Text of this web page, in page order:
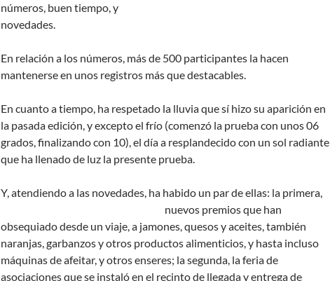
números, buen tiempo, y
novedades.
En relación a los números, más de 500 participantes la hacen
mantenerse en unos registros más que destacables.
En cuanto a tiempo, ha respetado la lluvia que sí hizo su aparición en
la pasada edición, y excepto el frío (comenzó la prueba con unos 06
grados, finalizando con 10), el día a resplandecido con un sol radiante
que ha llenado de luz la presente prueba.
Y, atendiendo a las novedades, ha habido un par de ellas: la primera,
nuevos premios que han
obsequiado desde un viaje, a jamones, quesos y aceites, también
naranjas, garbanzos y otros productos alimenticios, y hasta incluso
máquinas de afeitar, y otros enseres; la segunda, la feria de
asociaciones que se instaló en el recinto de llegada y entrega de